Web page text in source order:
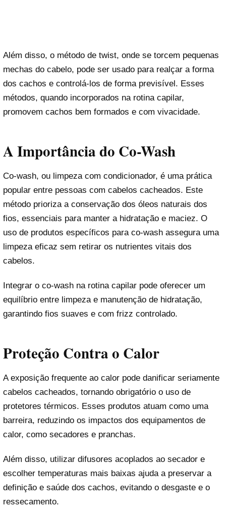
Além disso, o método de twist, onde se torcem pequenas
mechas do cabelo, pode ser usado para realçar a forma
dos cachos e controlá-los de forma previsível. Esses
métodos, quando incorporados na rotina capilar,
promovem cachos bem formados e com vivacidade.
A Importância do Co-Wash
Co-wash, ou limpeza com condicionador, é uma prática
popular entre pessoas com cabelos cacheados. Este
método prioriza a conservação dos óleos naturais dos
fios, essenciais para manter a hidratação e maciez. O
uso de produtos específicos para co-wash assegura uma
limpeza eficaz sem retirar os nutrientes vitais dos
cabelos.
Integrar o co-wash na rotina capilar pode oferecer um
equilíbrio entre limpeza e manutenção de hidratação,
garantindo fios suaves e com frizz controlado.
Proteção Contra o Calor
A exposição frequente ao calor pode danificar seriamente
cabelos cacheados, tornando obrigatório o uso de
protetores térmicos. Esses produtos atuam como uma
barreira, reduzindo os impactos dos equipamentos de
calor, como secadores e pranchas.
Além disso, utilizar difusores acoplados ao secador e
escolher temperaturas mais baixas ajuda a preservar a
definição e saúde dos cachos, evitando o desgaste e o
ressecamento.